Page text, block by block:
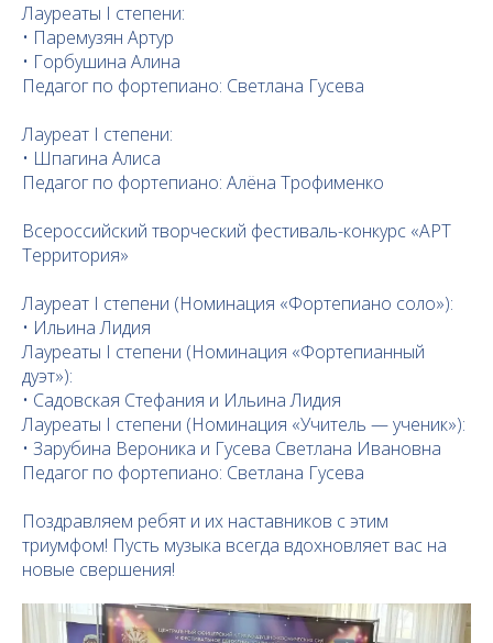
Лауреаты I степени:
• Паремузян Артур
• Горбушина Алина
Педагог по фортепиано: Светлана Гусева
Лауреат I степени:
• Шпагина Алиса
Педагог по фортепиано: Алёна Трофименко
Всероссийский творческий фестиваль-конкурс «АРТ
Территория»
Лауреат I степени (Номинация «Фортепиано соло»):
• Ильина Лидия
Лауреаты I степени (Номинация «Фортепианный
дуэт»):
• Садовская Стефания и Ильина Лидия
Лауреаты I степени (Номинация «Учитель — ученик»):
• Зарубина Вероника и Гусева Светлана Ивановна
Педагог по фортепиано: Светлана Гусева
Поздравляем ребят и их наставников с этим
триумфом! Пусть музыка всегда вдохновляет вас на
новые свершения!